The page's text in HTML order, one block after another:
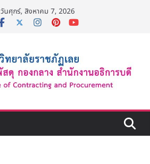
วันศุกร์, สิงหาคม 7, 2026